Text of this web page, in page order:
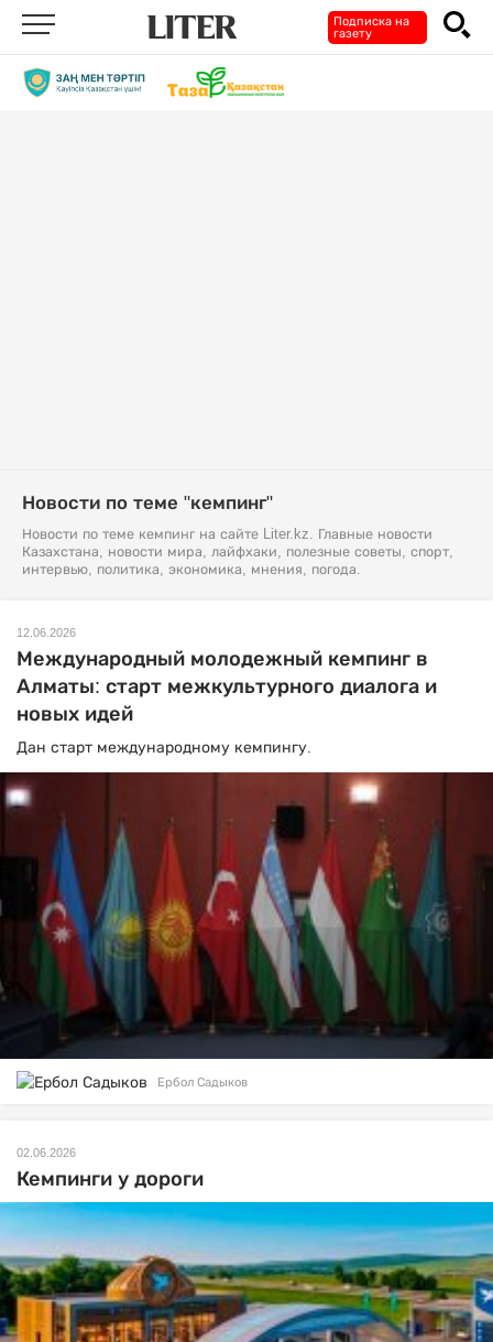
Подписка на
газету
Новости по теме "кемпинг"
Новости по теме кемпинг на сайте Liter.kz. Главные новости
Казахстана, новости мира, лайфхаки, полезные советы, спорт,
интервью, политика, экономика, мнения, погода.
12.06.2026
Международный молодежный кемпинг в
Алматы: старт межкультурного диалога и
новых идей
Дан старт международному кемпингу.
Ербол Садыков
02.06.2026
Кемпинги у дороги